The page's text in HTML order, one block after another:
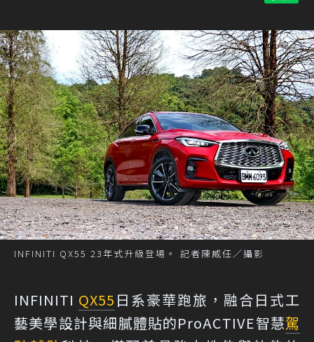
INFINITI QX55 23年式升級登場。 記者陳威任／攝影
INFINITI QX55 日系豪華跑旅，融合日式工
藝美學設計與細膩體貼的ProACTIVE智慧駕